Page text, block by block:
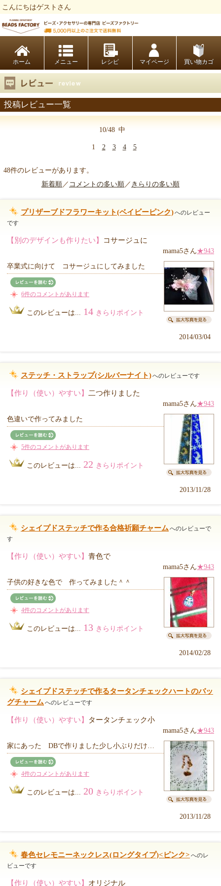
こんにちはゲストさん
ホーム レシピ マイページ 買い物カゴ
投稿レビュー一覧
10/48 中
1 2 3 4 5
48件のレビューがあります。
新着順／ コメントの多い順／ きらりの多い順
プリザーブドフラワーキット(ベイビーピンク)へのレビュー
です
【別のデザインも作りたい】 コサージュに
mama5さん★943
卒業式に向けて コサージュにしてみました
6件のコメントがあります
このレビューは... 14 きらりポイント
2014/03/04
ステッチ・ストラップ(シルバーナイト)へのレビューです
【作り（使い）やすい】 二つ作りました
mama5さん★943
色違いで作ってみました
5件のコメントがあります
このレビューは... 22 きらりポイント
2013/11/28
シェイプドステッチで作る合格祈願チャーム へのレビューで
す
【作り（使い）やすい】 青色で
mama5さん★943
子供の好きな色で 作ってみました＾＾
4件のコメントがあります
このレビューは... 13 きらりポイント
2014/02/28
シェイプドステッチで作るタータンチェックハートのバッ
グチャーム へのレビューです
【作り（使い）やすい】 タータンチェック小
mama5さん★943
家にあった DBで作りました少し小ぶりだけ…
4件のコメントがあります
このレビューは... 20 きらりポイント
2013/11/28
春色セレモニーネックレス(ロングタイプ)<ピンク> へのレ
ビューです
【作り（使い）やすい】 オリジナル